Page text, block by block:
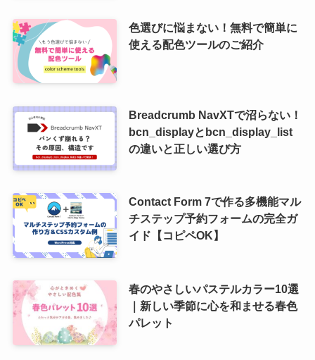
色選びに悩まない！無料で簡単に
使える配色ツールのご紹介
Breadcrumb NavXTで沼らない！
bcn_displayとbcn_display_list
の違いと正しい選び方
Contact Form 7で作る多機能マル
チステップ予約フォームの完全ガ
イド【コピペOK】
春のやさしいパステルカラー10選
｜新しい季節に心を和ませる春色
パレット